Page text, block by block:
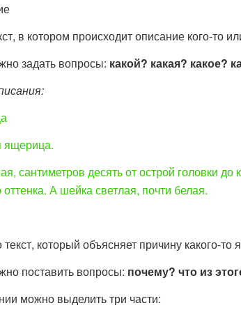
в котором происходит описание кого-
задать вопросы: какой? какая? какое?
ящерица.
сантиметров десять от острой головки до
А шейка светлая, почти белая.
текст, который объясняет причину какого-
поставить вопросы: почему? что из
можно выделить три части: